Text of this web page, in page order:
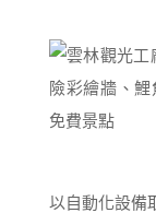
以自動化設備